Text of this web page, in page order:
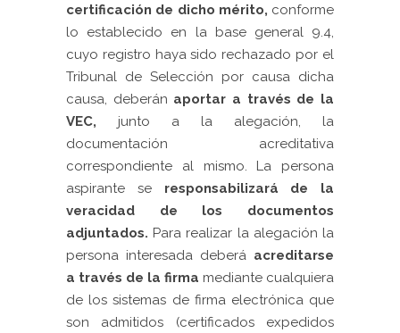
certificación de dicho mérito, conforme
lo establecido en la base general 9.4,
cuyo registro haya sido rechazado por el
Tribunal de Selección por causa dicha
causa, deberán aportar a través de la
VEC, junto a la alegación, la
documentación acreditativa
correspondiente al mismo. La persona
aspirante se responsabilizará de la
veracidad de los documentos
adjuntados. Para realizar la alegación la
persona interesada deberá acreditarse
a través de la firma mediante cualquiera
de los sistemas de firma electrónica que
son admitidos (certificados expedidos